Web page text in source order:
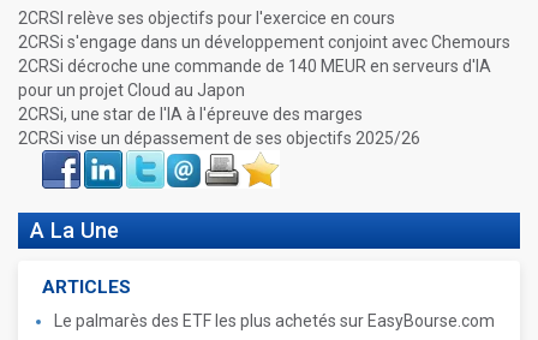
2CRSI relève ses objectifs pour l'exercice en cours
2CRSi s'engage dans un développement conjoint avec Chemours
2CRSi décroche une commande de 140 MEUR en serveurs d'IA
pour un projet Cloud au Japon
2CRSi, une star de l'IA à l'épreuve des marges
2CRSi vise un dépassement de ses objectifs 2025/26
Face
book
LinkIn Twitter Envoyer ImprimerFavoris
A La Une
ARTICLES
Le palmarès des ETF les plus achetés sur EasyBourse.com